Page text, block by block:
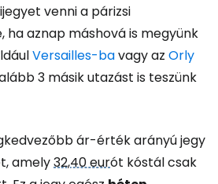
venni a párizsi
ha aznap máshová is megyünk
Versailles-bavagy az Orly
3 másik utazást is teszünk
ár-érték arányú jegy
amely32,40 eurót kóstál csak